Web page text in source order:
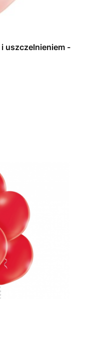
uszczelnieniem -